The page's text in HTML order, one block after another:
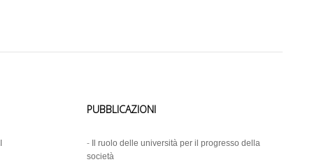
PUBBLICAZIONI
-
Il ruolo delle università per il progresso della
società